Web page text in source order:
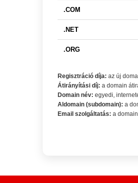
.COM
.NET
.ORG
Regisztráció díja: az új
Átirányítási díj: a domain
Domain név: egyedi,
Aldomain (subdomain): a
Email szolgáltatás: a